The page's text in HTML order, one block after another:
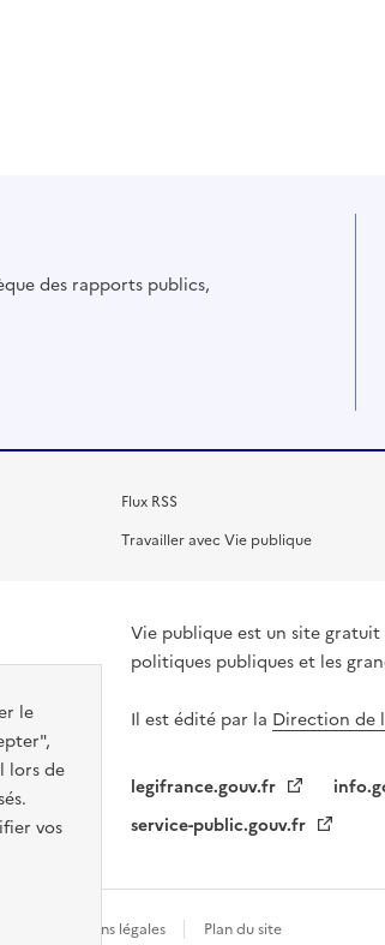
le
lors de
vos
des rapports publics,
Flux RSS
Travailler avec Vie publique
Vie publique est un site
politiques publiques et les
Il est édité par la Direction de
legifrance.gouv.fr
service-public.gouv.fr
Mentions légales Plan du site